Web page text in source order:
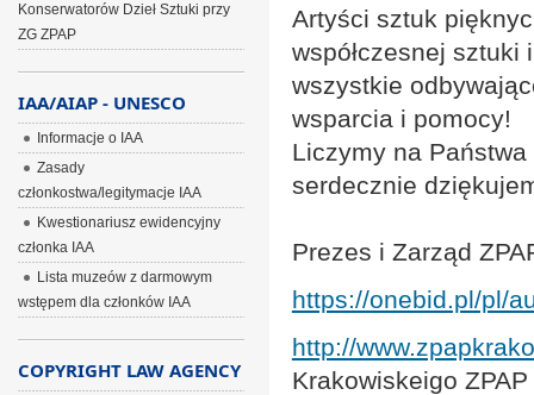
Artyści sztuk
współczesnej sztuki
wszystkie
wsparcia i pomocy!
Liczymy na
serdecznie
Prezes i Zarząd
https://onebid.pl/pl/
http://
Krakowiskeigo ZPAP
Konserwatorów Dzieł Sztuki przy
ZG ZPAP
IAA/AIAP - UNESCO
Informacje o IAA
Zasady
członkostwa/legitymacje IAA
Kwestionariusz ewidencyjny
członka IAA
Lista muzeów z darmowym
wstępem dla członków IAA
COPYRIGHT LAW AGENCY